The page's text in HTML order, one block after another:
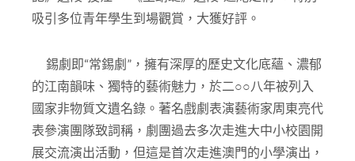
吸引多位青年學生到場觀賞，大獲好評。
錫劇即“常錫劇”，擁有深厚的歷史文化底蘊、濃郁
的江南韻味、獨特的藝術魅力，於二○○八年被列入
國家非物質文遺名錄。著名戲劇表演藝術家周東亮代
表參演團隊致詞稱，劇團過去多次走進大中小校園開
展交流演出活動，但這是首次走進澳門的小學演出，